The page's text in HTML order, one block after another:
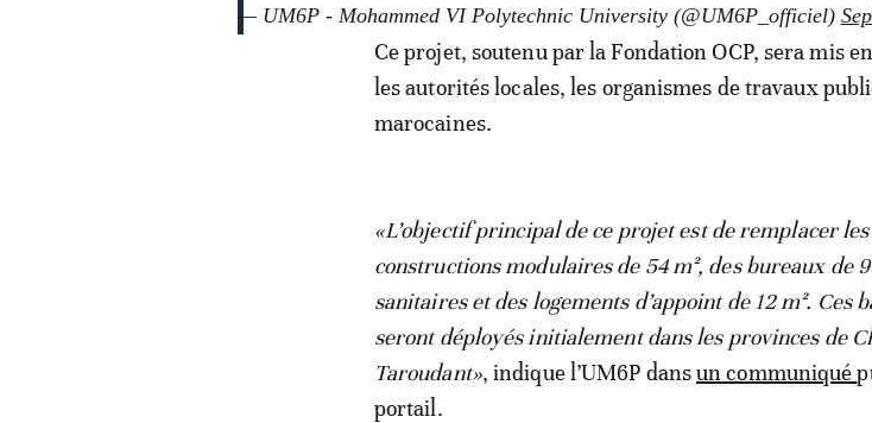
— UM6P - Mohammed VI Polytechnic University (@UM6P_officiel)
Ce projet, soutenu par la Fondation OCP, sera mis
les autorités locales, les organismes de travaux
marocaines.
«L’objectif principal de ce projet est de remplacer
constructions modulaires de 54 m², des bureaux de
sanitaires et des logements d’appoint de 12 m².
seront déployés initialement dans les provinces de
Taroudant», indique l’UM6P dansun communiqué
portail.